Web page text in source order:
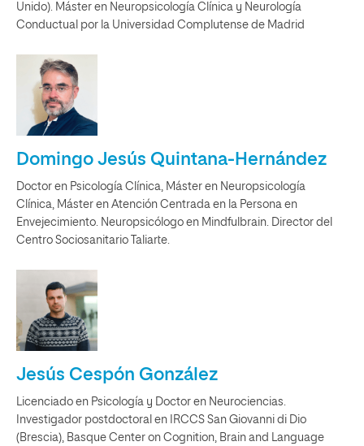
Unido). Máster en Neuropsicología Clínica y Neurología
Conductual por la Universidad Complutense de Madrid
Domingo Jesús Quintana-Hernández
Doctor en Psicología Clínica, Máster en Neuropsicología
Clínica, Máster en Atención Centrada en la Persona en
Envejecimiento. Neuropsicólogo en Mindfulbrain. Director del
Centro Sociosanitario Taliarte.
Jesús Cespón González
Licenciado en Psicología y Doctor en Neurociencias.
Investigador postdoctoral en IRCCS San Giovanni di Dio
(Brescia), Basque Center on Cognition, Brain and Language